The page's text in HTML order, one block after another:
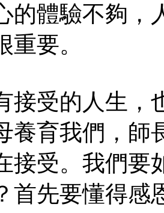
的體驗不夠，
要。
受的人生，
養育我們，師
接受。我們要
首先要懂得感